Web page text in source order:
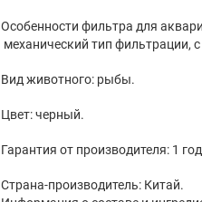
Особенности фильтра для
механический тип фильтрации,
Вид животного: рыбы.
Цвет: черный.
Гарантия от производителя: 1
Страна-производитель: Китай.